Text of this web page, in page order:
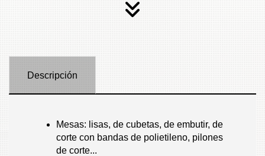
Descripción
Mesas: lisas, de cubetas, de embutir, de
corte con bandas de polietileno, pilones
de corte...